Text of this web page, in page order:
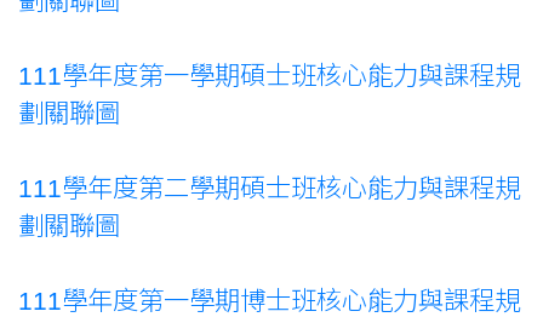
111學年度第一學期碩士班核心能力與課程規
劃關聯圖
111學年度第二學期碩士班核心能力與課程規
劃關聯圖
111學年度第一學期博士班核心能力與課程規